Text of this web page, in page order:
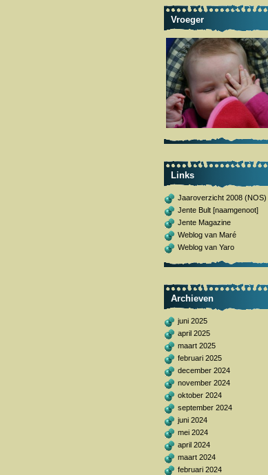
Vroeger
Links
Jaaroverzicht 2008 (NOS)
Jente Bult [naamgenoot]
Jente Magazine
Weblog van Maré
Weblog van Yaro
Archieven
juni 2025
april 2025
maart 2025
februari 2025
december 2024
november 2024
oktober 2024
september 2024
juni 2024
mei 2024
april 2024
maart 2024
februari 2024